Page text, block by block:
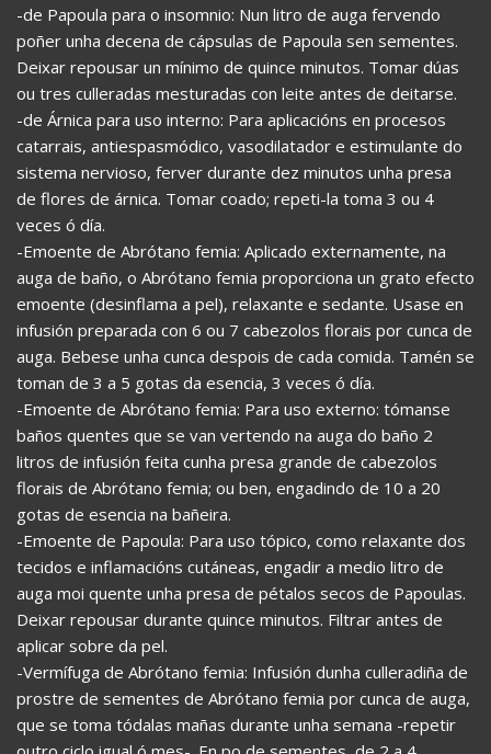
-de Papoula para o insomnio: Nun litro de auga fervendo
poñer unha decena de cápsulas de Papoula sen sementes.
Deixar repousar un mínimo de quince minutos. Tomar dúas
ou tres culleradas mesturadas con leite antes de deitarse.
-de Árnica para uso interno: Para aplicacións en procesos
catarrais, antiespasmódico, vasodilatador e estimulante do
sistema nervioso, ferver durante dez minutos unha presa
de flores de árnica. Tomar coado; repeti-la toma 3 ou 4
veces ó día.
-Emoente de Abrótano femia: Aplicado externamente, na
auga de baño, o Abrótano femia proporciona un grato efecto
emoente (desinflama a pel), relaxante e sedante. Usase en
infusión preparada con 6 ou 7 cabezolos florais por cunca de
auga. Bebese unha cunca despois de cada comida. Tamén se
toman de 3 a 5 gotas da esencia, 3 veces ó día.
-Emoente de Abrótano femia: Para uso externo: tómanse
baños quentes que se van vertendo na auga do baño 2
litros de infusión feita cunha presa grande de cabezolos
florais de Abrótano femia; ou ben, engadindo de 10 a 20
gotas de esencia na bañeira.
-Emoente de Papoula: Para uso tópico, como relaxante dos
tecidos e inflamacións cutáneas, engadir a medio litro de
auga moi quente unha presa de pétalos secos de Papoulas.
Deixar repousar durante quince minutos. Filtrar antes de
aplicar sobre da pel.
-Vermífuga de Abrótano femia: Infusión dunha culleradiña de
prostre de sementes de Abrótano femia por cunca de auga,
que se toma tódalas mañas durante unha semana -repetir